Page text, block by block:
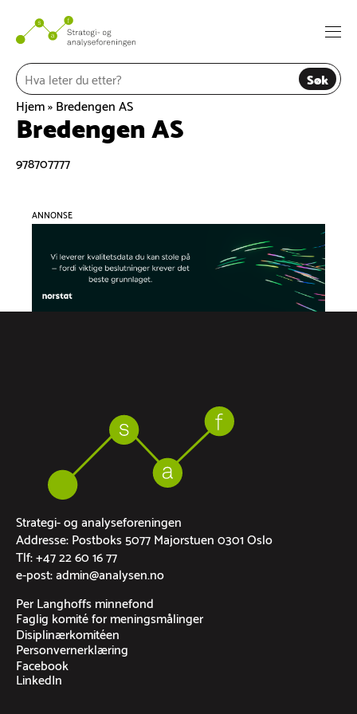
innhold
Søk
Hjem»Bredengen AS
Bredengen AS
978707777
ANNONSE
Strategi- og analyseforeningen
Addresse: Postboks 5077 Majorstuen 0301 Oslo
Tlf: +47 22 60 16 77
e-post: admin@analysen.no
Per Langhoffs minnefond
Faglig komité for meningsmålinger
Disiplinærkomitéen
Personvernerklæring
Facebook
LinkedIn